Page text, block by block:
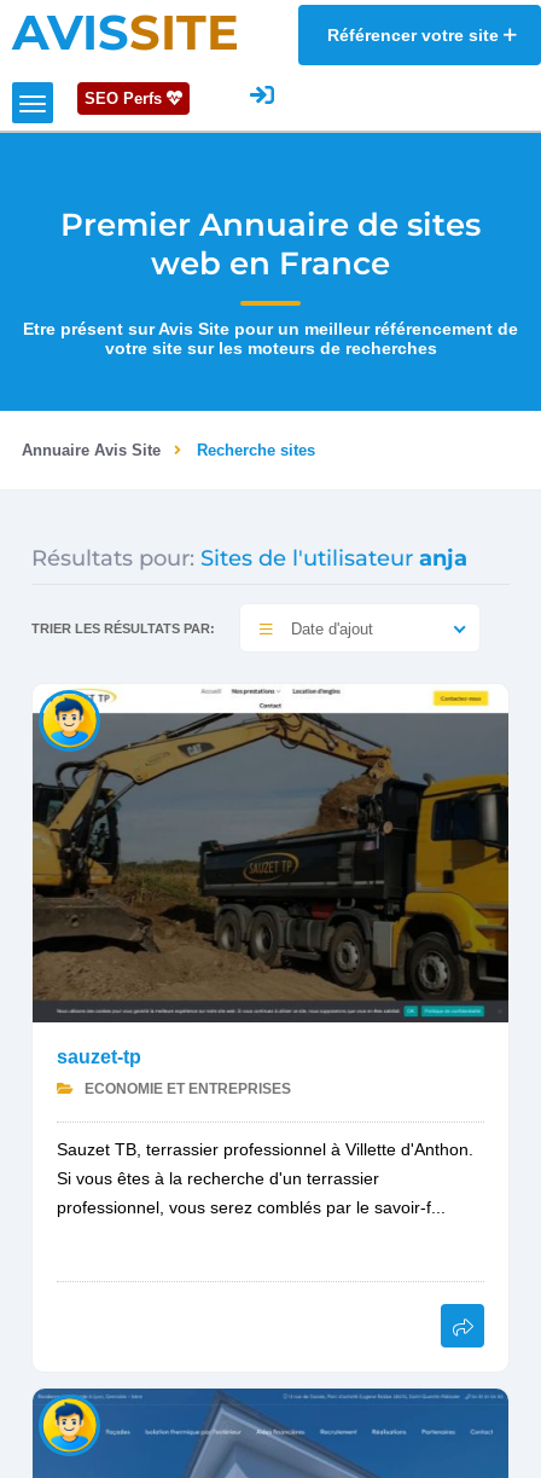
AVISSITE Référencer votre site
SEO Perfs
Premier Annuaire de sites
web en France
Etre présent sur Avis Site pour un meilleur référencement de
votre site sur les moteurs de recherches
Annuaire Avis Site Recherche sites
Résultats pour: Sites de l'utilisateur anja
TRIER LES RÉSULTATS PAR: Date d'ajout
sauzet-tp
ECONOMIE ET ENTREPRISES
Sauzet TB, terrassier professionnel à Villette d'Anthon.
Si vous êtes à la recherche d'un terrassier
professionnel, vous serez comblés par le savoir-f...